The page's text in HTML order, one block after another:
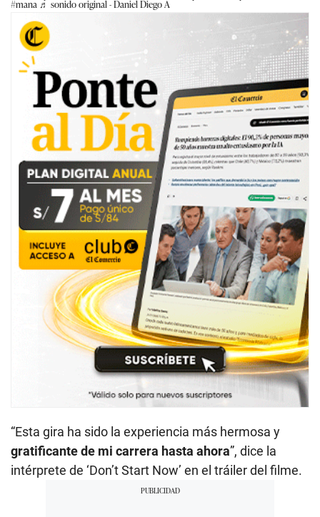
#mana ♬ sonido original - Daniel Diego A
“Esta gira ha sido la experiencia más hermosa y
gratificante de mi carrera hasta ahora”, dice la
intérprete de ‘Don’t Start Now’ en el tráiler del filme.